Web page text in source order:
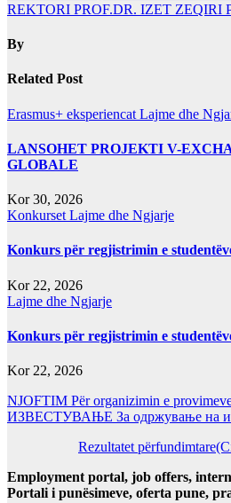
REKTORI PROF.DR. IZET ZEQIRI
By
Related Post
Erasmus+ eksperiencat Lajme dhe
LANSOHET PROJEKTI V-
GLOBALE
Kor 30, 2026
Konkurset Lajme dhe Ngjarje
Konkurs për regjistrimin e
Kor 22, 2026
Lajme dhe Ngjarje
Konkurs për regjistrimin e
Kor 22, 2026
NJOFTIM Për organizimin e
ИЗВЕСТУВАЊЕ За одржување на
Rezultatet
Employment portal, job offers,
Portali i punësimeve, oferta pune,